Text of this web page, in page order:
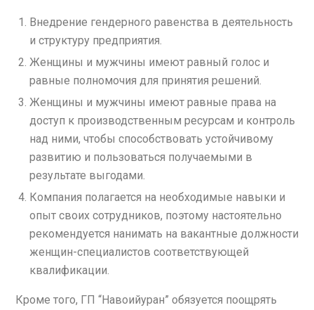
Внедрение гендерного равенства в деятельность
и структуру предприятия.
Женщины и мужчины имеют равный голос и
равные полномочия для принятия решений.
Женщины и мужчины имеют равные права на
доступ к производственным ресурсам и контроль
над ними, чтобы способствовать устойчивому
развитию и пользоваться получаемыми в
результате выгодами.
Компания полагается на необходимые навыки и
опыт своих сотрудников, поэтому настоятельно
рекомендуется нанимать на вакантные должности
женщин-специалистов соответствующей
квалификации.
Кроме того, ГП “Навоийуран” обязуется поощрять